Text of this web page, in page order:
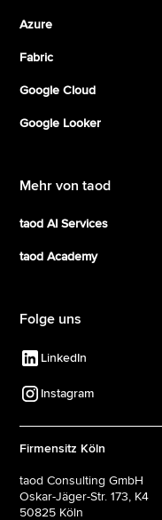
Azure
Fabric
Google Cloud
Google Looker
Mehr von taod
taod AI Services
taod Academy
Folge uns
LinkedIn
Instagram
Firmensitz Köln
taod Consulting GmbH
Oskar-Jäger-Str. 173, K4
50825 Köln